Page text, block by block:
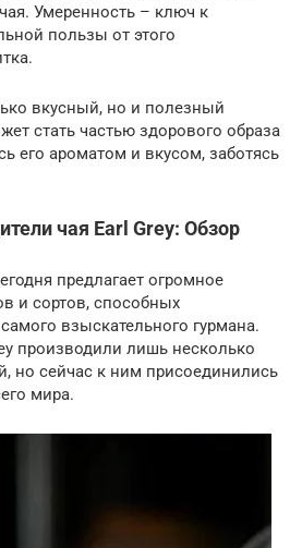
Умеренность – ключ к
пользы от этого
вкусный, но и полезный
стать частью здорового образа
его ароматом и вкусом, заботясь
чая Earl Grey: Обзор
предлагает огромное
и сортов, способных
взыскательного гурмана.
производили лишь несколько
но сейчас к ним присоединились
мира.